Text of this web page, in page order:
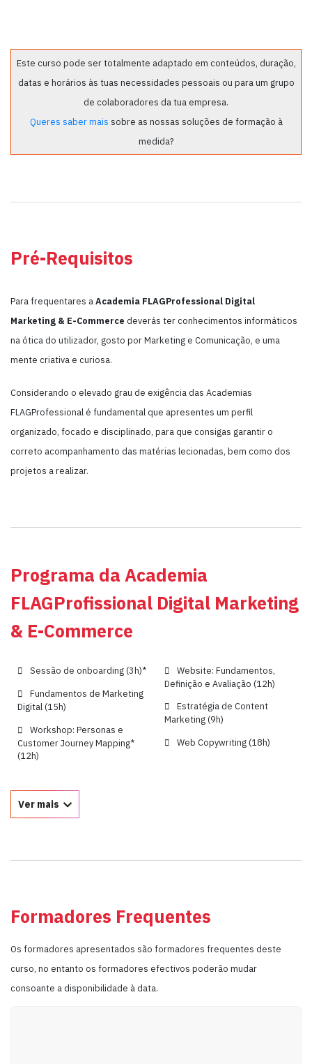
Este curso pode ser totalmente adaptado em conteúdos, duração,
datas e horários às tuas necessidades pessoais ou para um grupo
de colaboradores da tua empresa.
Queres saber mais sobre as nossas soluções de formação à
medida?
Pré-Requisitos
Para frequentares a Academia FLAGProfessional Digital
Marketing & E-Commerce deverás ter conhecimentos informáticos
na ótica do utilizador, gosto por Marketing e Comunicação, e uma
mente criativa e curiosa.
Considerando o elevado grau de exigência das Academias
FLAGProfessional é fundamental que apresentes um perfil
organizado, focado e disciplinado, para que consigas garantir o
correto acompanhamento das matérias lecionadas, bem como dos
projetos a realizar.
Programa da Academia
FLAGProfissional Digital Marketing
& E-Commerce
Sessão de onboarding (3h)*
Fundamentos de Marketing
Digital (15h)
Workshop: Personas e
Customer Journey Mapping*
(12h)
Website: Fundamentos,
Definição e Avaliação (12h)
Estratégia de Content
Marketing (9h)
Web Copywriting (18h)
Ver mais
Formadores Frequentes
Os formadores apresentados são formadores frequentes deste
curso, no entanto os formadores efectivos poderão mudar
consoante a disponibilidade à data.